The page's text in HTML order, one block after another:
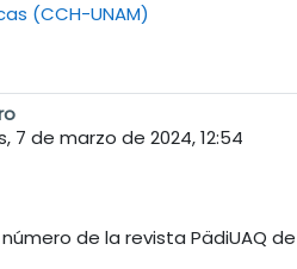
(CCH-UNAM)
7 de marzo de 2024, 12:54
de la revista PädiUAQ